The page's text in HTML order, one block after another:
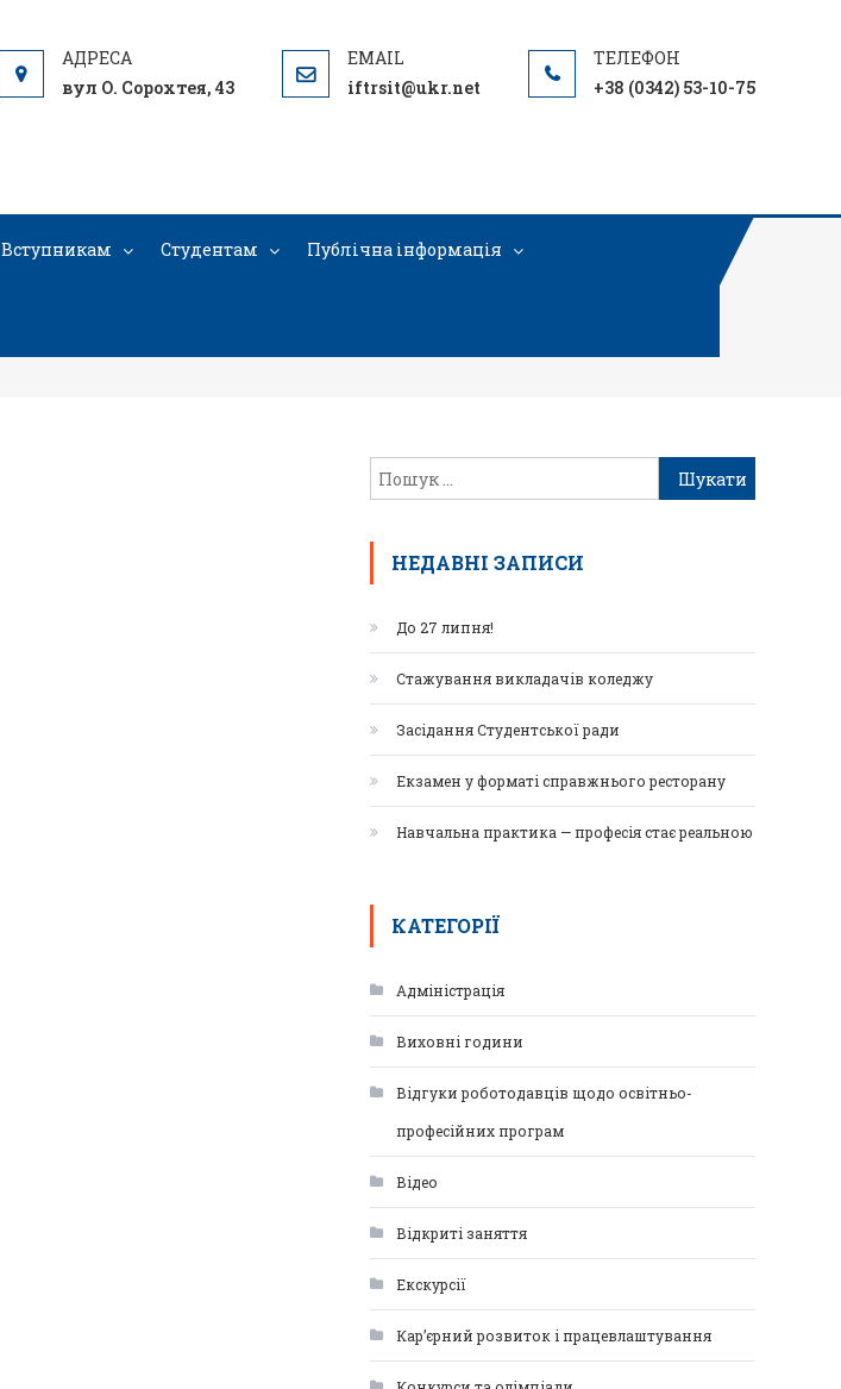
вул О. Сорохтея, 43 iftrsit@ukr.net +38 (0342) 53-10-75
Вступникам Студентам Публічна інформація
НЕДАВНІ ЗАПИСИ
До 27 липня!
Стажування викладачів коледжу
Засідання Студентської ради
Екзамен у форматі справжнього ресторану
Навчальна практика — професія стає реальною
КАТЕГОРІЇ
Адміністрація
Виховні години
Відгуки роботодавців щодо освітньо-
професійних програм
Відео
Відкриті заняття
Екскурсії
Кар’єрний розвиток і працевлаштування